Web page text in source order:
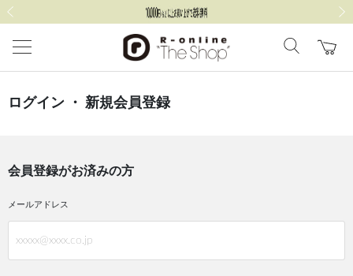
ログイン ・ 新規会員登録
会員登録がお済みの方
メールアドレス